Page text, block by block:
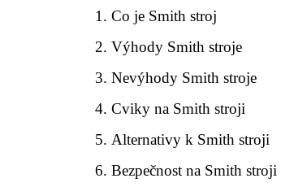
Co je Smith stroj
Výhody Smith stroje
Nevýhody Smith stroje
Cviky na Smith stroji
Alternativy k Smith stroji
Bezpečnost na Smith stroji